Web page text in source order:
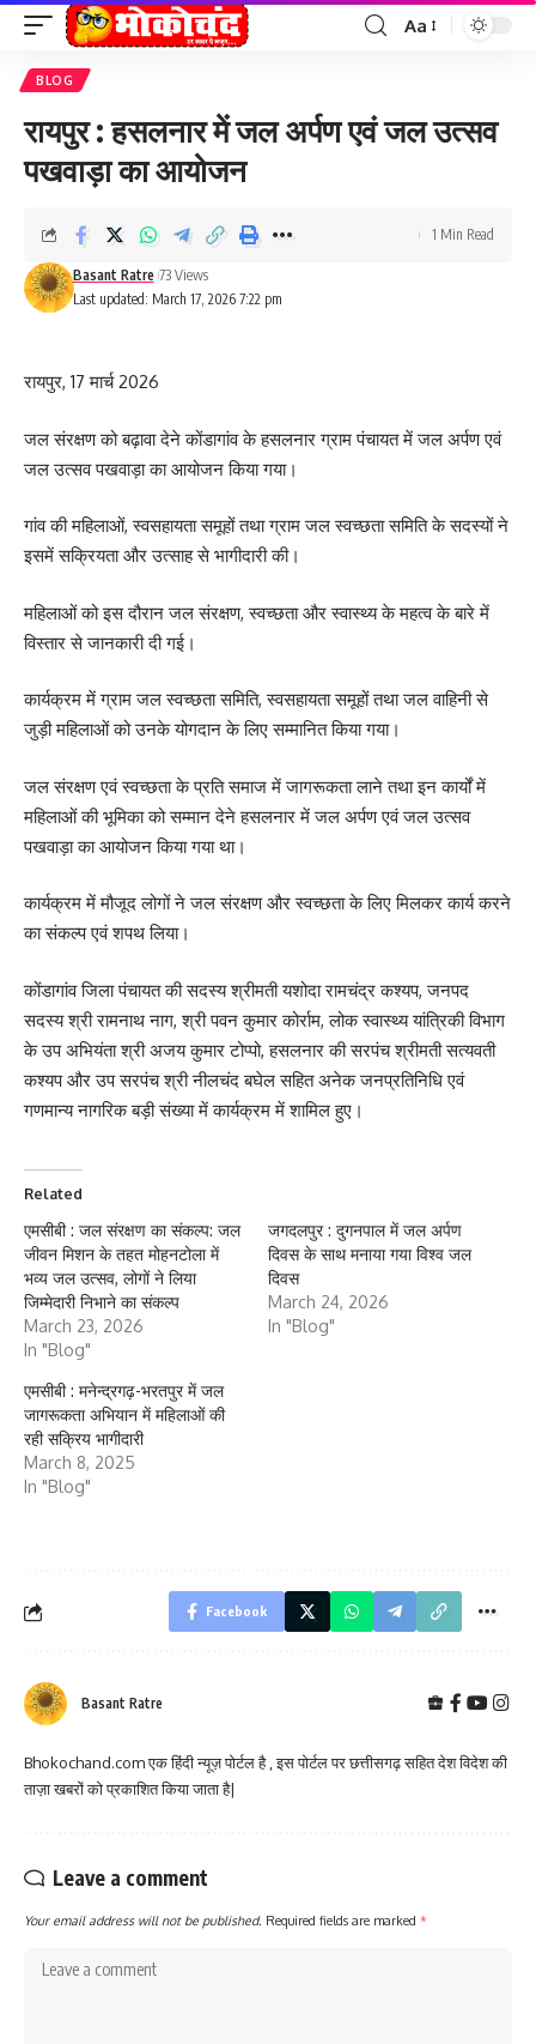
Font
Aa
BLOG
रायपुर : हसलनार में जल अर्पण एवं जल उत्सव
पखवाड़ा का आयोजन
Last updated: March 17, 2026 7:22 pm
Basant Ratre 73 Views
1 Min Read
रायपुर, 17 मार्च 2026
जल संरक्षण को बढ़ावा देने कोंडागांव के हसलनार ग्राम पंचायत में जल अर्पण एवं
जल उत्सव पखवाड़ा का आयोजन किया गया।
गांव की महिलाओं, स्वसहायता समूहों तथा ग्राम जल स्वच्छता समिति के सदस्यों ने
इसमें सक्रियता और उत्साह से भागीदारी की।
महिलाओं को इस दौरान जल संरक्षण, स्वच्छता और स्वास्थ्य के महत्व के बारे में
विस्तार से जानकारी दी गई।
कार्यक्रम में ग्राम जल स्वच्छता समिति, स्वसहायता समूहों तथा जल वाहिनी से
जुड़ी महिलाओं को उनके योगदान के लिए सम्मानित किया गया।
जल संरक्षण एवं स्वच्छता के प्रति समाज में जागरूकता लाने तथा इन कार्यों में
महिलाओं की भूमिका को सम्मान देने हसलनार में जल अर्पण एवं जल उत्सव
पखवाड़ा का आयोजन किया गया था।
कार्यक्रम में मौजूद लोगों ने जल संरक्षण और स्वच्छता के लिए मिलकर कार्य करने
का संकल्प एवं शपथ लिया।
कोंडागांव जिला पंचायत की सदस्य श्रीमती यशोदा रामचंद्र कश्यप, जनपद
सदस्य श्री रामनाथ नाग, श्री पवन कुमार कोर्राम, लोक स्वास्थ्य यांत्रिकी विभाग
के उप अभियंता श्री अजय कुमार टोप्पो, हसलनार की सरपंच श्रीमती सत्यवती
कश्यप और उप सरपंच श्री नीलचंद बघेल सहित अनेक जनप्रतिनिधि एवं
गणमान्य नागरिक बड़ी संख्या में कार्यक्रम में शामिल हुए।
Related
एमसीबी : जल संरक्षण का संकल्प: जल
जीवन मिशन के तहत मोहनटोला में
भव्य जल उत्सव, लोगों ने लिया
जिम्मेदारी निभाने का संकल्प
March 23, 2026
In "Blog"
जगदलपुर : दुगनपाल में जल अर्पण
दिवस के साथ मनाया गया विश्व जल
दिवस
March 24, 2026
In "Blog"
एमसीबी : मनेन्द्रगढ़-भरतपुर में जल
जागरूकता अभियान में महिलाओं की
रही सक्रिय भागीदारी
March 8, 2025
In "Blog"
Facebook
Basant Ratre
Bhokochand.com एक हिंदी न्यूज़ पोर्टल है , इस पोर्टल पर छत्तीसगढ़ सहित देश विदेश की
ताज़ा खबरों को प्रकाशित किया जाता है|
Leave a comment
Your email address will not be published. Required fields are marked *